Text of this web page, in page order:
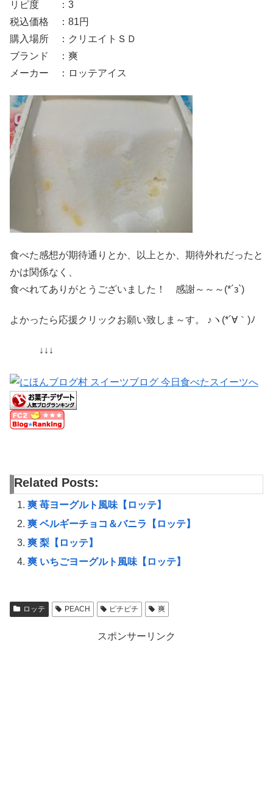
リピ度 ：3
税込価格 ：81円
購入場所 ：クリエイトＳＤ
ブランド ：爽
メーカー ：ロッテアイス
食べた感想が期待通りとか、以上とか、期待外れだったと
かは関係なく、
食べれてありがとうございました！ 感謝～～～(*´з`)
よかったら応援クリックお願い致しま～す。 ♪ヽ(*´∀｀)ﾉ
↓↓↓
Related Posts:
爽 苺ヨーグルト風味【ロッテ】
爽 ベルギーチョコ＆バニラ【ロッテ】
爽 梨【ロッテ】
爽 いちごヨーグルト風味【ロッテ】
ロッテ PEACH ピチピチ 爽
スポンサーリンク